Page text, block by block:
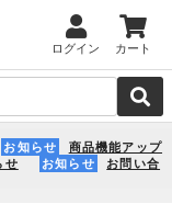
ログイン カート
お知らせ
商品機能アップ
せ お知らせ
お問い合